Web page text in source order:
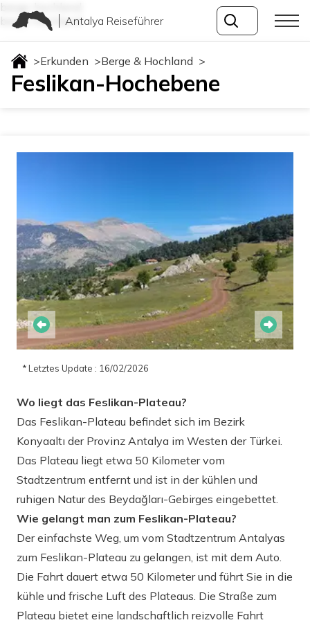
berge-hochland
berge-hochlandAntalya Reiseführer
>Erkunden >Berge & Hochland >
Feslikan-Hochebene
* Letztes Update : 16/02/2026
Wo liegt das Feslikan-Plateau?
Das Feslikan-Plateau befindet sich im Bezirk
Konyaaltı der Provinz Antalya im Westen der Türkei.
Das Plateau liegt etwa 50 Kilometer vom
Stadtzentrum entfernt und ist in der kühlen und
ruhigen Natur des Beydağları-Gebirges eingebettet.
Wie gelangt man zum Feslikan-Plateau?
Der einfachste Weg, um vom Stadtzentrum Antalyas
zum Feslikan-Plateau zu gelangen, ist mit dem Auto.
Die Fahrt dauert etwa 50 Kilometer und führt Sie in die
kühle und frische Luft des Plateaus. Die Straße zum
Plateau bietet eine landschaftlich reizvolle Fahrt